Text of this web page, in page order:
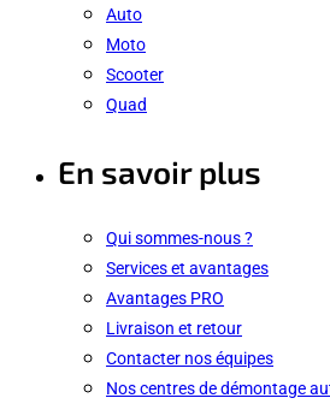
Auto
Moto
Scooter
Quad
En savoir plus
Qui sommes-nous ?
Services et avantages
Avantages PRO
Livraison et retour
Contacter nos équipes
Nos centres de démontage